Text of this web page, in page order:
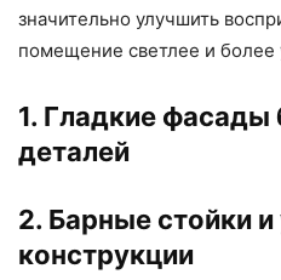
значительно улучшить
помещение светлее и
1. Гладкие фасады
деталей
2. Барные стойки
конструкции